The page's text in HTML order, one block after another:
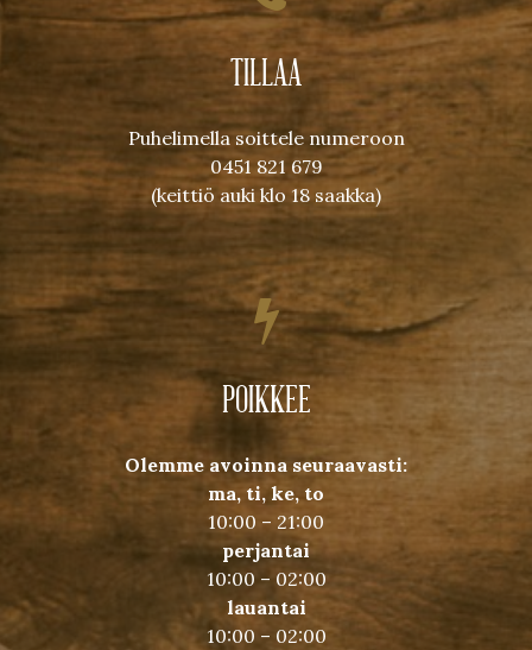
TILLAA
Puhelimella soittele numeroon
0451 821 679
(keittiö auki klo 18 saakka)
POIKKEE
Olemme avoinna seuraavasti:
ma, ti, ke, to
10:00 – 21:00
perjantai
10:00 – 02:00
lauantai
10:00 – 02:00